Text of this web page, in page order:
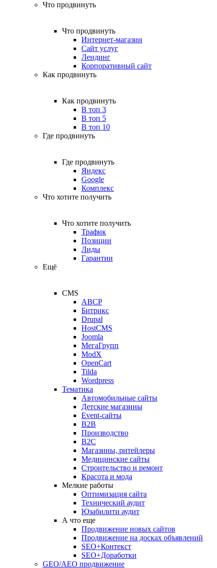
Что продвинуть
Что продвинуть
Интернет-магазин
Сайт услуг
Лендинг
Корпоративный сайт
Как продвинуть
Как продвинуть
В топ 3
В топ 5
В топ 10
Где продвинуть
Где продвинуть
Яндекс
Google
Комплекс
Что хотите получить
Что хотите получить
Трафик
Позиции
Лиды
Гарантии
Ещё
CMS
ABCP
Битрикс
Drupal
HostCMS
Joomla
МегаГрупп
ModX
OpenCart
Tilda
Wordpress
Тематика
Автомобильные сайты
Детские магазины
Event-сайты
B2B
Производство
B2C
Магазины, ритейлеры
Медицинские сайты
Строительство и ремонт
Красота и мода
Мелкие работы
Оптимизация сайта
Технический аудит
Юзабилити аудит
А что еще
Продвижение новых сайтов
Продвижение на досках объявлений
SEO+Контекст
SEO+Доработки
GEO/AEO продвижение